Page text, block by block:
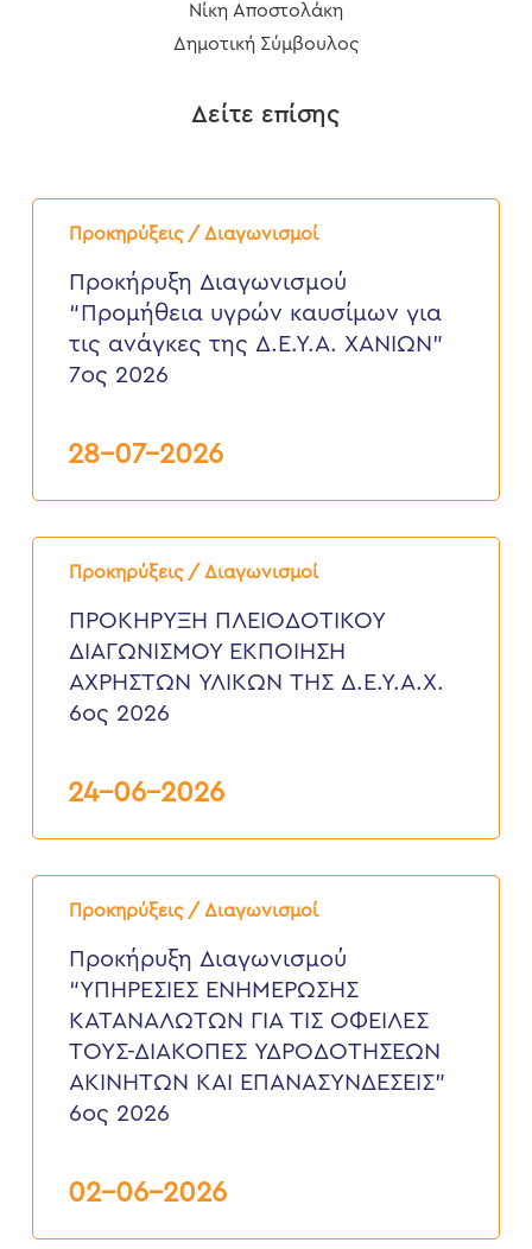
Νίκη Αποστολάκη
Δημοτική Σύμβουλος
Δείτε επίσης
Προκηρύξεις / Διαγωνισμοί
Προκήρυξη
Διαγωνισμού
υγρών
καυσίμων
ανάγκες
2026
Προκήρυξη Διαγωνισμού
“Προμήθεια υγρών καυσίμων για
τις ανάγκες της Δ.Ε.Υ.Α. ΧΑΝΙΩΝ”
7ος 2026
28-07-2026
Προκηρύξεις / Διαγωνισμοί
ΠΡΟΚΗΡΥΞΗ
ΠΛΕΙΟΔΟΤΙΚΟΥ
ΕΚΠΟΙΗΣΗ
ΑΧΡΗΣΤΩΝ
ΥΛΙΚΩΝ
Δ.Ε.Υ.Α.Χ.
ΠΡΟΚΗΡΥΞΗ ΠΛΕΙΟΔΟΤΙΚΟΥ
ΔΙΑΓΩΝΙΣΜΟΥ ΕΚΠΟΙΗΣΗ
ΑΧΡΗΣΤΩΝ ΥΛΙΚΩΝ ΤΗΣ Δ.Ε.Υ.Α.Χ.
6ος 2026
24-06-2026
Προκηρύξεις / Διαγωνισμοί
Προκήρυξη
Διαγωνισμού
ΕΝΗΜΕΡΩΣΗΣ
ΚΑΤΑΝΑΛΩΤΩΝ
ΟΦΕΙΛΕΣ
ΤΟΥΣ-
ΔΙΑΚΟΠΕΣ
ΑΚΙΝΗΤΩΝ
2026
Προκήρυξη Διαγωνισμού
“ΥΠΗΡΕΣΙΕΣ ΕΝΗΜΕΡΩΣΗΣ
ΚΑΤΑΝΑΛΩΤΩΝ ΓΙΑ ΤΙΣ ΟΦΕΙΛΕΣ
ΤΟΥΣ-ΔΙΑΚΟΠΕΣ ΥΔΡΟΔΟΤΗΣΕΩΝ
ΑΚΙΝΗΤΩΝ ΚΑΙ ΕΠΑΝΑΣΥΝΔΕΣΕΙΣ”
6ος 2026
02-06-2026